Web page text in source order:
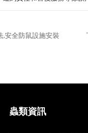
,安全防鼠設施安裝
蟲類資訊